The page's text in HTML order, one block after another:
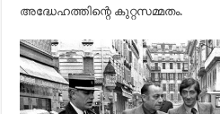
അദ്ധേഹത്തിന്റെ കുറ്റസമ്മതം.